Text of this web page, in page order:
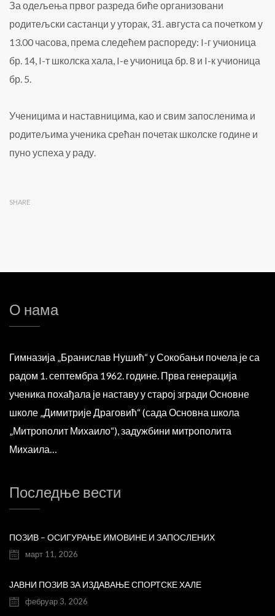
За одељења првог разреда биће организовани
родитељски састанци у уторак, 31. августа са почетком у
13.00 часова, према следећем распореду: I-г учионица
бр. 14, I-т школска хала, I-e учионица бр. 8 и I-к учионица
бр. 5.
Ученицима и наставницима, као и свим запосленима и
родитељима ученика срећан почетак школске године и
пуно успеха у раду.
SHARE
О нама
Гимназија „Бранислав Нушић“ у Сокобањи почела је са
радом 1. септембра 1962. године. Прва генерација
ученика похађала је наставу у старој згради Основне
школе „Димитрије Драговић“ (сада Основна школа
„Митрополит Михаило“), задужбини митрополита
Михаила…
Последње вести
ПОЗИВ – ОСИГУРАЊЕ ИМОВИНЕ И ЗАПОСЛЕНИХ
март 11, 2026
ЈАВНИ ПОЗИВ ЗА ИЗДАВАЊЕ СПОРТСКЕ ХАЛЕ
фебруар 3, 2026